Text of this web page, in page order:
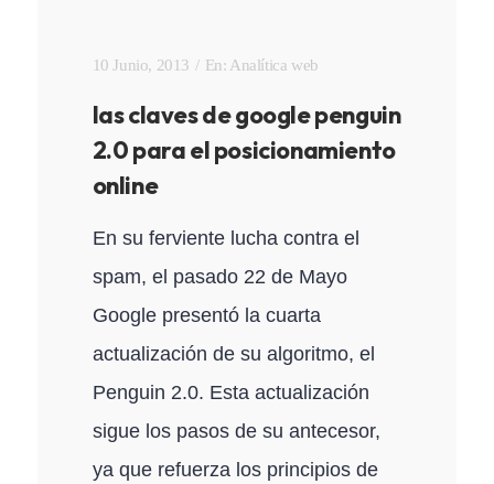
10 Junio, 2013 En: Analítica web
las claves de google penguin
2.0 para el posicionamiento
online
En su ferviente lucha contra el
spam, el pasado 22 de Mayo
Google presentó la cuarta
actualización de su algoritmo, el
Penguin 2.0. Esta actualización
sigue los pasos de su antecesor,
ya que refuerza los principios de